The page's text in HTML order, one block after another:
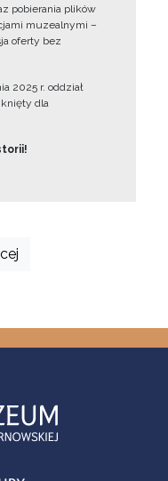
pobierania plików
muzealnymi –
oferty bez
2025 r. oddział
dla